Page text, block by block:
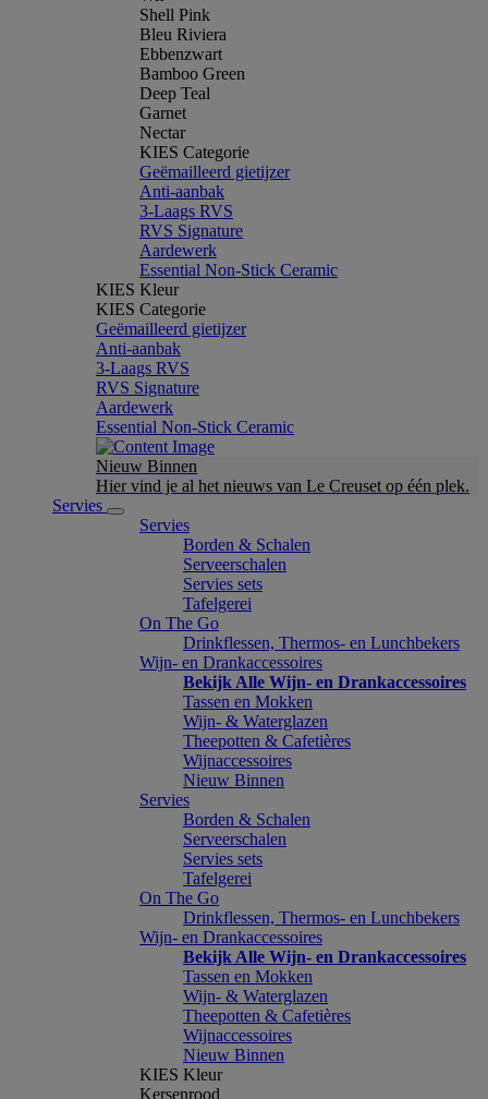
Shell Pink
Bleu Riviera
Ebbenzwart
Bamboo Green
Deep Teal
Garnet
Nectar
KIES Categorie
Geëmailleerd gietijzer
Anti-aanbak
3-Laags RVS
RVS Signature
Aardewerk
Essential Non-Stick Ceramic
KIES Kleur
KIES Categorie
Geëmailleerd gietijzer
Anti-aanbak
3-Laags RVS
RVS Signature
Aardewerk
Essential Non-Stick Ceramic
Nieuw Binnen
Hier vind je al het nieuws van Le Creuset op één plek.
Servies
Servies
Borden & Schalen
Serveerschalen
Servies sets
Tafelgerei
On The Go
Drinkflessen, Thermos- en Lunchbekers
Wijn- en Drankaccessoires
Bekijk Alle Wijn- en Drankaccessoires
Tassen en Mokken
Wijn- & Waterglazen
Theepotten & Cafetières
Wijnaccessoires
Nieuw Binnen
Servies
Borden & Schalen
Serveerschalen
Servies sets
Tafelgerei
On The Go
Drinkflessen, Thermos- en Lunchbekers
Wijn- en Drankaccessoires
Bekijk Alle Wijn- en Drankaccessoires
Tassen en Mokken
Wijn- & Waterglazen
Theepotten & Cafetières
Wijnaccessoires
Nieuw Binnen
KIES Kleur
Kersenrood